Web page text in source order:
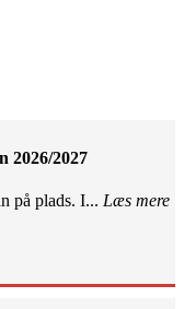
2026/2027
på plads. I... Læs mere